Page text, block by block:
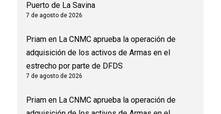
Puerto de La Savina
7 de agosto de 2026
Priam en La CNMC aprueba la operación de
adquisición de los activos de Armas en el
estrecho por parte de DFDS
7 de agosto de 2026
Priam en La CNMC aprueba la operación de